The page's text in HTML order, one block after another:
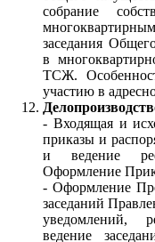
собрание
заседания
в
ТСЖ.
участию в
- Входящая и
приказы и
и ведение
Оформление
- Оформление
заседаний
уведомлений,
ведение